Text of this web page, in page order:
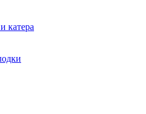
катера